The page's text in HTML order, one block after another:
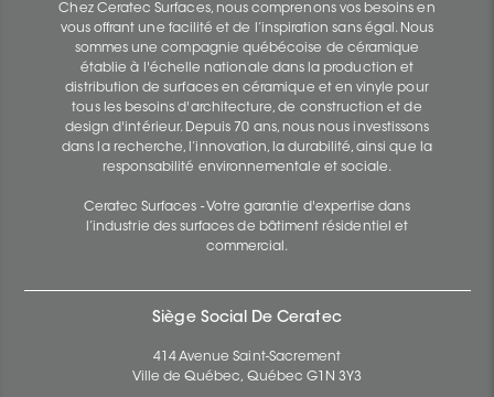
Chez Ceratec Surfaces, nous comprenons vos besoins en
vous offrant une facilité et de l’inspiration sans égal. Nous
sommes une compagnie québécoise de céramique
établie à l'échelle nationale dans la production et
distribution de surfaces en céramique et en vinyle pour
tous les besoins d'architecture, de construction et de
design d'intérieur. Depuis 70 ans, nous nous investissons
dans la recherche, l’innovation, la durabilité, ainsi que la
responsabilité environnementale et sociale.
Ceratec Surfaces - Votre garantie d'expertise dans
l’industrie des surfaces de bâtiment résidentiel et
commercial.
Siège Social De Ceratec
414 Avenue Saint-Sacrement
Ville de Québec, Québec G1N 3Y3